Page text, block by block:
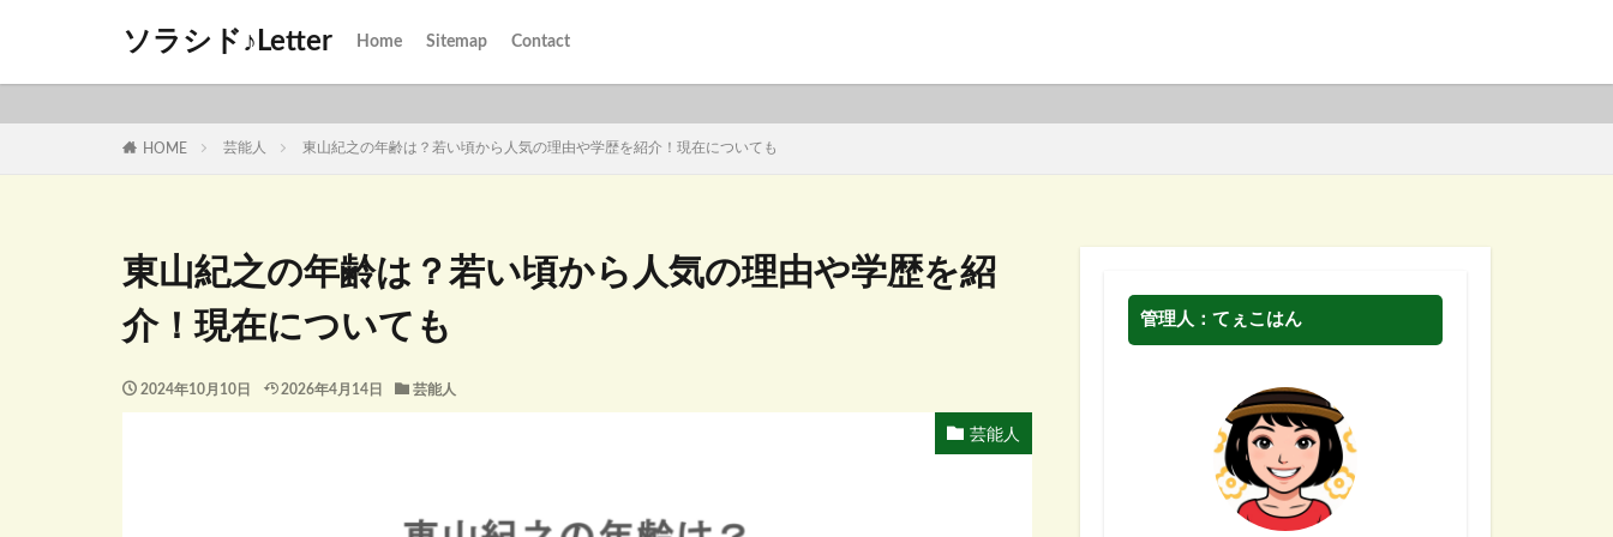
ソラシド♪Letter Home Sitemap Contact
HOME 芸能人 東山紀之の年齢は？若い頃から人気の理由や学歴を紹介！現在についても
東山紀之の年齢は？若い頃から人気の理由や学歴を紹
介！現在についても
2024年10月10日 2026年4月14日 芸能人
芸能人
管理人：てぇこはん